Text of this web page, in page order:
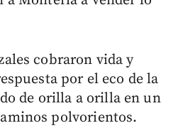
cobraron vida y
por el eco de la
de orilla a orilla en un
polvorientos.